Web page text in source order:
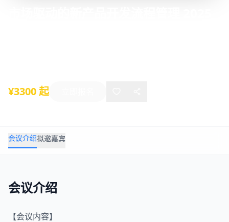
¥3300 起
会议介绍拟邀嘉宾
会议介绍
【会议内容】